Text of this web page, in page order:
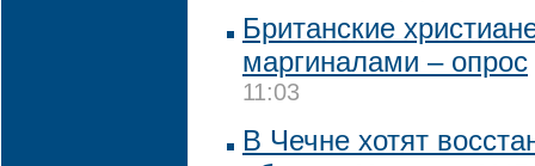
Британские
маргиналами – опрос
11:03
В Чечне хотят